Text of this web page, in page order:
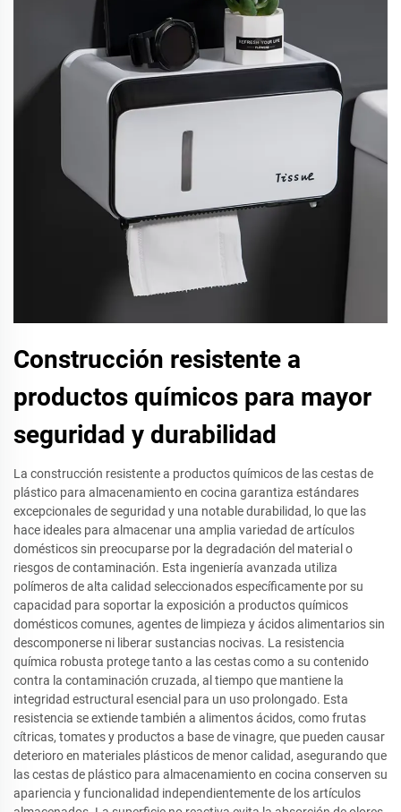
Construcción resistente a
productos químicos para mayor
seguridad y durabilidad
La construcción resistente a productos químicos de las cestas de
plástico para almacenamiento en cocina garantiza estándares
excepcionales de seguridad y una notable durabilidad, lo que las
hace ideales para almacenar una amplia variedad de artículos
domésticos sin preocuparse por la degradación del material o
riesgos de contaminación. Esta ingeniería avanzada utiliza
polímeros de alta calidad seleccionados específicamente por su
capacidad para soportar la exposición a productos químicos
domésticos comunes, agentes de limpieza y ácidos alimentarios sin
descomponerse ni liberar sustancias nocivas. La resistencia
química robusta protege tanto a las cestas como a su contenido
contra la contaminación cruzada, al tiempo que mantiene la
integridad estructural esencial para un uso prolongado. Esta
resistencia se extiende también a alimentos ácidos, como frutas
cítricas, tomates y productos a base de vinagre, que pueden causar
deterioro en materiales plásticos de menor calidad, asegurando que
las cestas de plástico para almacenamiento en cocina conserven su
apariencia y funcionalidad independientemente de los artículos